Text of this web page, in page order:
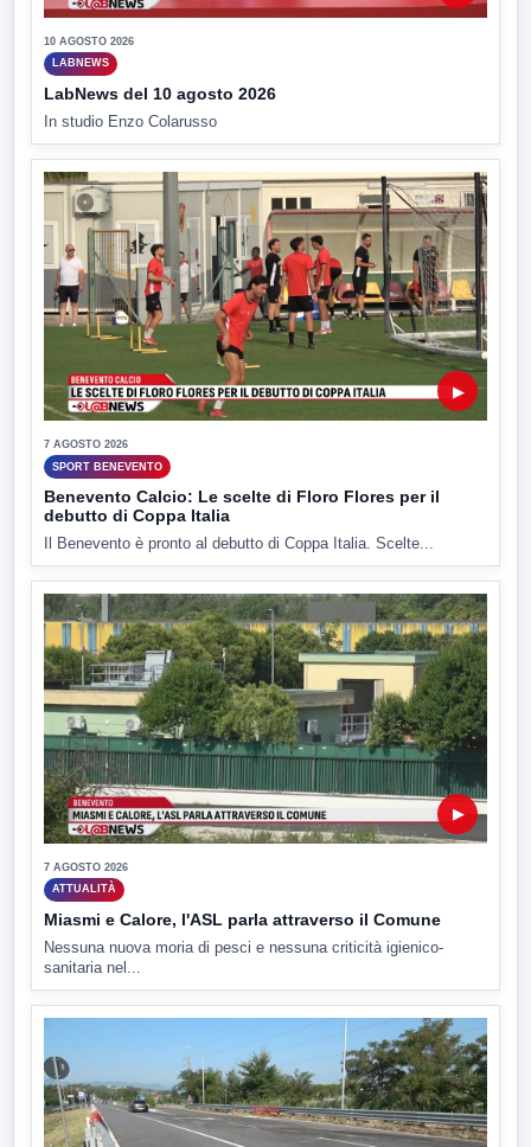
10 AGOSTO 2026
LABNEWS
LabNews del 10 agosto 2026
In studio Enzo Colarusso
▶
7 AGOSTO 2026
SPORT BENEVENTO
Benevento Calcio: Le scelte di Floro Flores per il
debutto di Coppa Italia
Il Benevento è pronto al debutto di Coppa Italia. Scelte...
▶
7 AGOSTO 2026
ATTUALITÀ
Miasmi e Calore, l'ASL parla attraverso il Comune
Nessuna nuova moria di pesci e nessuna criticità igienico-
sanitaria nel...